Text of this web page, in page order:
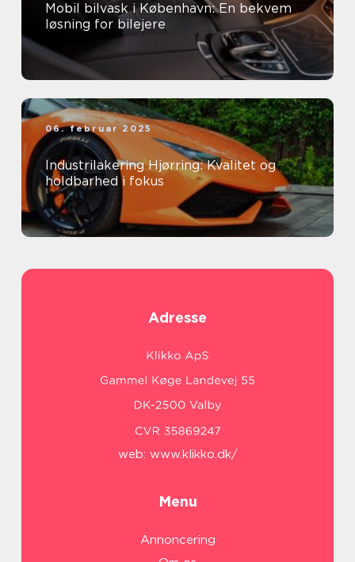
Mobil bilvask i København: En bekvem
løsning for bilejere
06. februar 2025
Industrilakering Hjørring: Kvalitet og
holdbarhed i fokus
Adresse
web: www.klikko.dk/
Menu
Annoncering